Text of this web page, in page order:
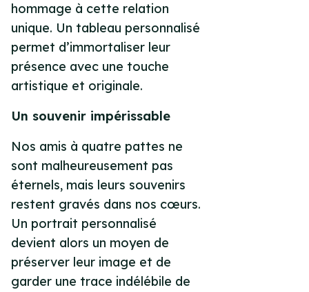
hommage à cette relation
unique. Un tableau personnalisé
permet d’immortaliser leur
présence avec une touche
artistique et originale.
Un souvenir impérissable
Nos amis à quatre pattes ne
sont malheureusement pas
éternels, mais leurs souvenirs
restent gravés dans nos cœurs.
Un portrait personnalisé
devient alors un moyen de
préserver leur image et de
garder une trace indélébile de